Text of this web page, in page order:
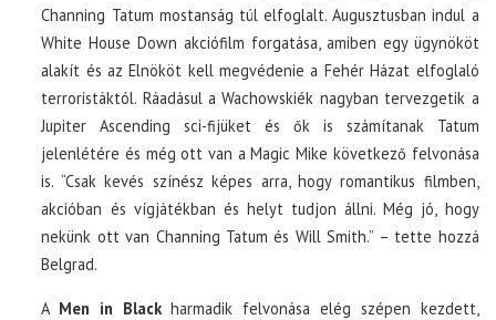
Channing Tatum mostanság túl elfoglalt. Augusztusban indul a
White House Down akciófilm forgatása, amiben egy ügynököt
alakít és az Elnököt kell megvédenie a Fehér Házat elfoglaló
terroristáktól. Ráadásul a Wachowskiék nagyban tervezgetik a
Jupiter Ascending sci-fijüket és ők is számítanak Tatum
jelenlétére és még ott van a Magic Mike következő felvonása
is. “Csak kevés színész képes arra, hogy romantikus filmben,
akcióban és vígjátékban és helyt tudjon állni. Még jó, hogy
nekünk ott van Channing Tatum és Will Smith.” – tette hozzá
Belgrad.
A Men in Blackharmadik felvonása elég szépen kezdett,